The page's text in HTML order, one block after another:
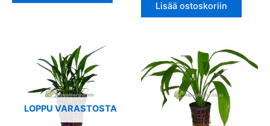
Lisää ostoskoriin
LOPPU VARASTOSTA